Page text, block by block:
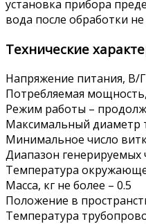
установка прибора
вода после обработки
Технические
Напряжение питания, В/
Потребляемая
Режим работы –
Максимальный диаметр
Минимальное число
Диапазон генерируемых
Температура
Масса, кг не более – 0.5
Положение в
Температура